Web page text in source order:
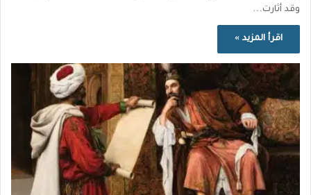
وقد أثارت…
اقرأ المزيد »